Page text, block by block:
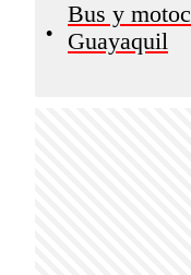
•
Bus y
Guayaquil